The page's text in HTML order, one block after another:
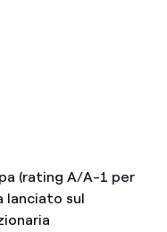
(rating A/A-1 per
lanciato sul